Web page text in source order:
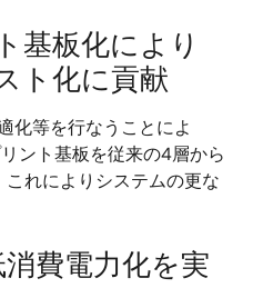
基板化により
ト化に貢献
化等を行なうことによ
ント基板を従来の4層から
れによりシステムの更な
消費電力化を実